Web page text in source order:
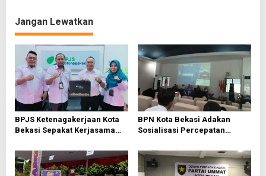
g
a
s
i
p
o
s
Jangan Lewatkan
BPJS Ketenagakerjaan Kota
Bekasi Sepakat Kerjasama
BPN Kota Bekasi Adakan
Sosialisasi Percepatan